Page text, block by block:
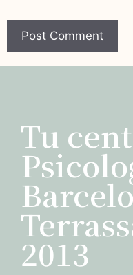
Tu
2013